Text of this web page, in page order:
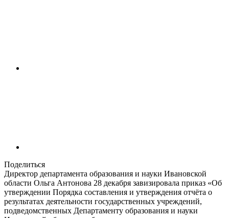
Поделиться
Директор департамента образования и науки Ивановской
области Ольга Антонова 28 декабря завизировала приказ «Об
утверждении Порядка составления и утверждения отчёта о
результатах деятельности государственных учреждений,
подведомственных Департаменту образования и науки